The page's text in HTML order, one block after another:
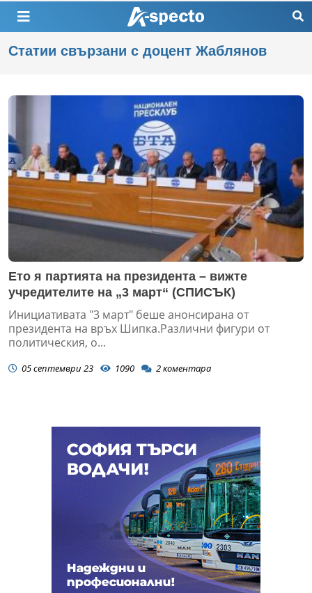
Статии свързани с доцент Жаблянов
Ето я партията на президента – вижте
учредителите на „3 март“ (СПИСЪК)
Инициативата "3 март" беше анонсирана от
президента на връх Шипка.Различни фигури от
политическия, о...
05 септември 23 1090 2коментара